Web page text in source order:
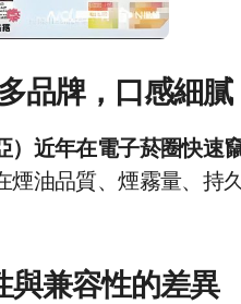
品牌，口感細膩
）近年在電子菸圈快速
煙油品質、煙霧量、持
與兼容性的差異